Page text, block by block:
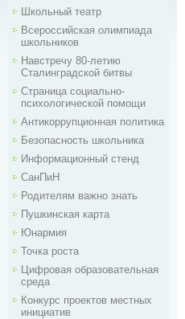
Школьный театр
Всероссийская олимпиада
школьников
Навстречу 80-летию
Сталинградской битвы
Страница социально-
психологической помощи
Антикоррупционная политика
Безопасность школьника
Информационный стенд
СанПиН
Родителям важно знать
Пушкинская карта
Юнармия
Точка роста
Цифровая образовательная
среда
Конкурс проектов местных
инициатив